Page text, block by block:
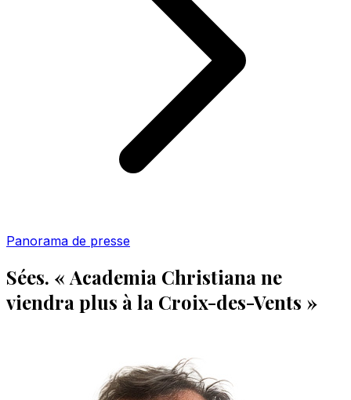
Panorama de presse
Sées. « Academia Christiana ne
viendra plus à la Croix-des-Vents »